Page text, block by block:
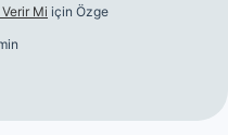
Mi için Özge